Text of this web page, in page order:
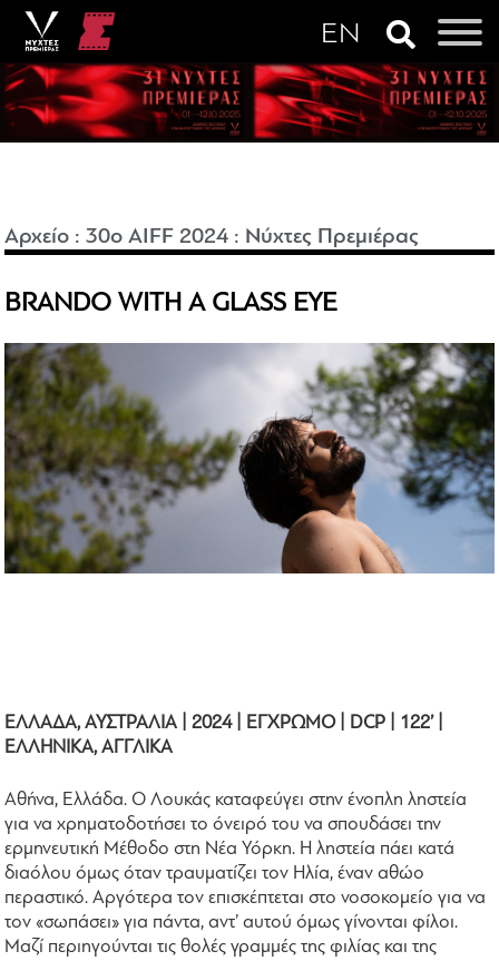
Αρχείο :30o AIFF 2024 : Νύχτες Πρεμιέρας
BRANDO WITH A GLASS EYE
ΕΛΛΑΔΑ, ΑΥΣΤΡΑΛΙΑ | 2024 | ΕΓΧΡΩΜΟ | DCP | 122’ |
ΕΛΛΗΝΙΚΑ, ΑΓΓΛΙΚΑ
Αθήνα, Ελλάδα. Ο Λουκάς καταφεύγει στην ένοπλη ληστεία
για να χρηματοδοτήσει το όνειρό του να σπουδάσει την
ερμηνευτική Μέθοδο στη Νέα Υόρκη. Η ληστεία πάει κατά
διαόλου όμως όταν τραυματίζει τον Ηλία, έναν αθώο
περαστικό. Αργότερα τον επισκέπτεται στο νοσοκομείο για να
τον «σωπάσει» για πάντα, αντ’ αυτού όμως γίνονται φίλοι.
Μαζί περιηγούνται τις θολές γραμμές της φιλίας και της